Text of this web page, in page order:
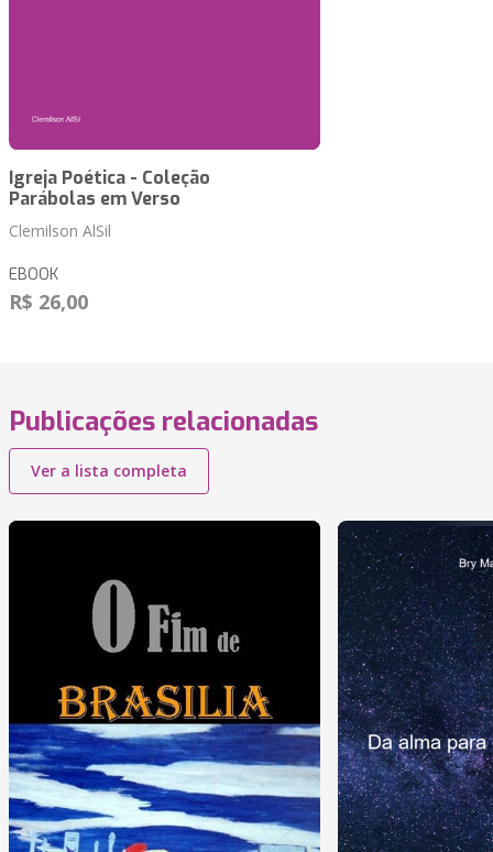
Igreja Poética - Coleção
Parábolas em Verso
Clemilson AlSil
EBOOK
R$ 26,00
Publicações relacionadas
Ver a lista completa